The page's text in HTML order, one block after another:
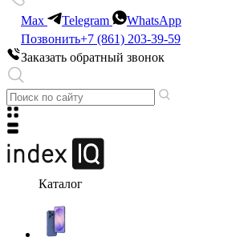
Max Telegram
WhatsApp
Позвонить+7 (861) 203-39-59
Заказать обратный звонок
Каталог